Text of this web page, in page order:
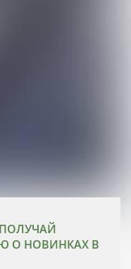
ПОЛУЧАЙ
О НОВИНКАХ В